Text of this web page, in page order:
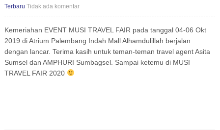
Terbaru Tidak ada komentar
Kemeriahan EVENT MUSI TRAVEL FAIR pada tanggal 04-06 Okt
2019 di Atrium Palembang Indah Mall Alhamdulillah berjalan
dengan lancar. Terima kasih untuk teman-teman travel agent Asita
Sumsel dan AMPHURI Sumbagsel. Sampai ketemu di MUSI
TRAVEL FAIR 2020